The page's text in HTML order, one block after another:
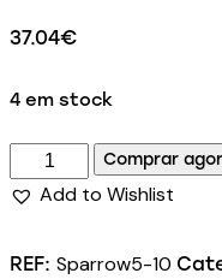
37.04€
4 em stock
Comprar
Add to Wishlist
REF: Sparrow5-10